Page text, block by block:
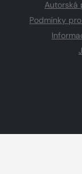
Autorská
Podmínky